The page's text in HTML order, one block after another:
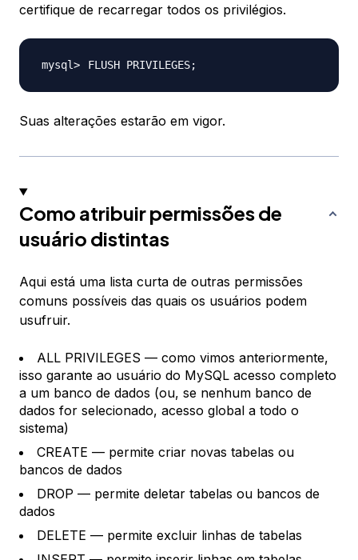
certifique de recarregar todos os privilégios.
FLUSH PRIVILEGES;
Suas alterações estarão em vigor.
Como atribuir permissões de
usuário distintas
Aqui está uma lista curta de outras permissões
comuns possíveis das quais os usuários podem
usufruir.
ALL PRIVILEGES — como vimos anteriormente,
isso garante ao usuário do MySQL acesso completo
a um banco de dados (ou, se nenhum banco de
dados for selecionado, acesso global a todo o
sistema)
CREATE — permite criar novas tabelas ou
bancos de dados
DROP — permite deletar tabelas ou bancos de
dados
DELETE — permite excluir linhas de tabelas